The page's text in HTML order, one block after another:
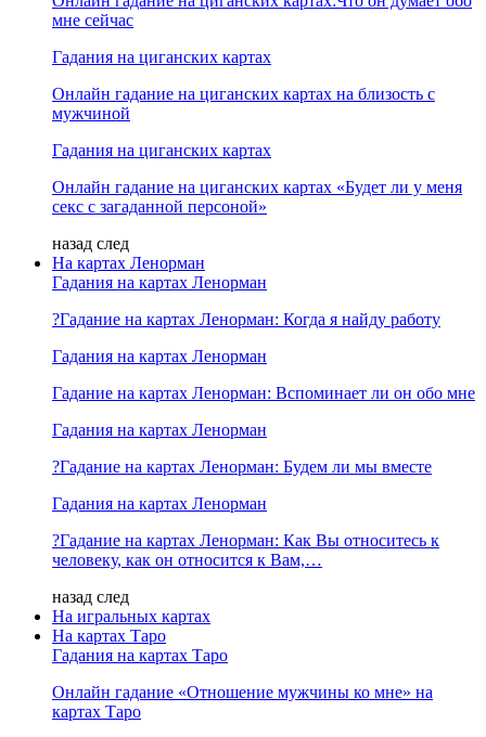
мне сейчас
Гадания на циганских картах
Онлайн гадание на циганских картах на близость с
мужчиной
Гадания на циганских картах
Онлайн гадание на циганских картах «Будет ли у меня
секс с загаданной персоной»
назад след
На картах Ленорман
Гадания на картах Ленорман
?Гадание на картах Ленорман: Когда я найду работу
Гадания на картах Ленорман
Гадание на картах Ленорман: Вспоминает ли он обо мне
Гадания на картах Ленорман
?Гадание на картах Ленорман: Будем ли мы вместе
Гадания на картах Ленорман
?Гадание на картах Ленорман: Как Вы относитесь к
человеку, как он относится к Вам,…
назад след
На игральных картах
На картах Таро
Гадания на картах Таро
Онлайн гадание «Отношение мужчины ко мне» на
картах Таро